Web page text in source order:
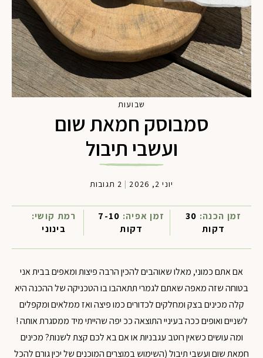
שבועות
סמבוסק חמאת שום
ועשבי תיבול
יוני 2, 2026
זמן הכנה: 30
דקות
זמן אפיה: 7-10
דקות
רמת קושי:
בינוני
אם אתם כמוני, מאלו שאוהבים להכין הרבה פיצות ומאפים בבית אני
בטוחה שזה מאפה שאתם לגמרי תתאהבו בוהטכניקה של ההכנה היא
קלהמכינים בצק ומחלקים לכדורים כמו פיצה ואז ממלאים ומקפלים
לשניים ואופים ככהבעיניי התוצאה ככ יפה שהייתי מיד ממסגרת אותה !
ומה עושים כשאין רוטב עגבניות או אם בא לכם קצת לשנות? מכינים
חמאת שום ועשבי תיבול (השימוש במוצרים המוכנים של יכין גורם להכל